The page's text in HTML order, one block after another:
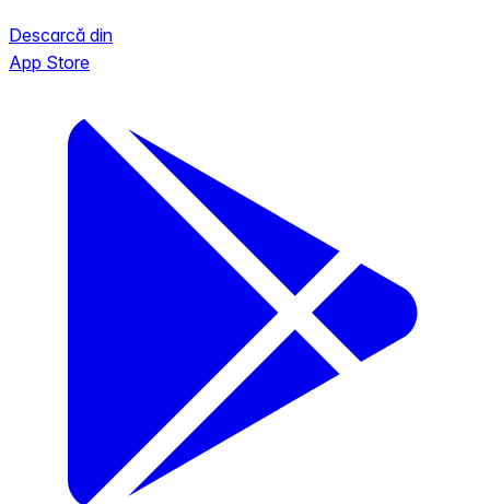
Descarcă din
App Store